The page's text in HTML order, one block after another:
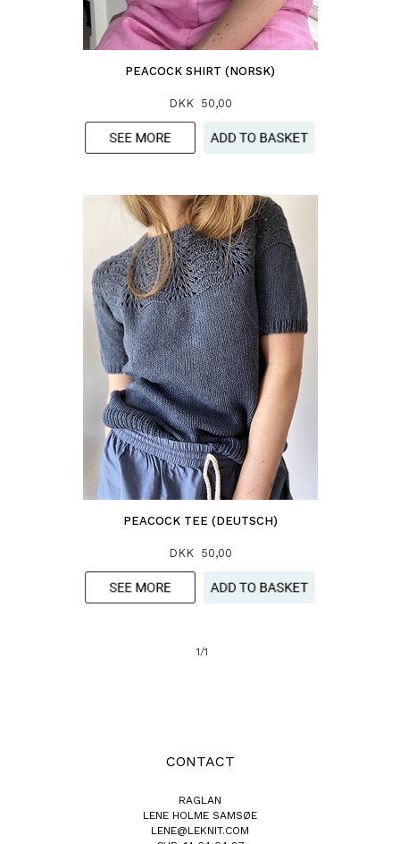
PEACOCK SHIRT (NORSK)
DKK 50,00
PEACOCK TEE (DEUTSCH)
DKK 50,00
1/1
CONTACT
RAGLAN
LENE HOLME SAMSØE
LENE@LEKNIT.COM